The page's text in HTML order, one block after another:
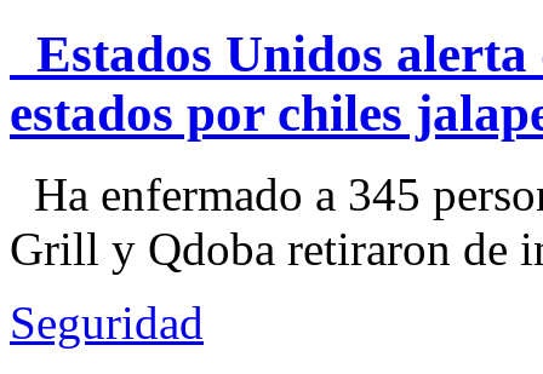
Estados Unidos alerta
estados por chiles
Ha enfermado a 345
Grill y Qdoba retiraron de
Seguridad